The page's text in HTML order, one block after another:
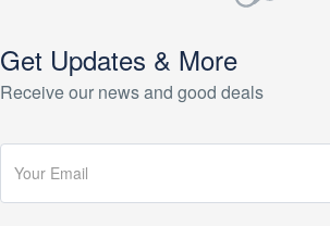
Get Updates & More
Receive our news and good deals